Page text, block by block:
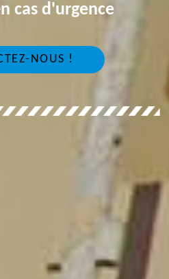
cas d'urgence
NOUS !